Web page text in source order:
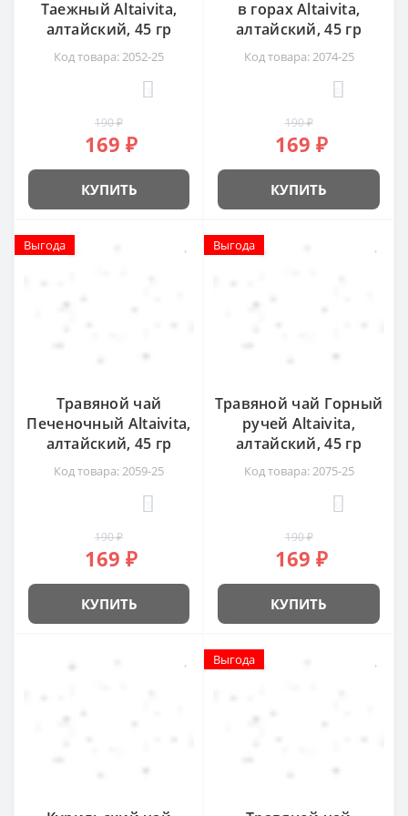
Таежный Altaivita,
алтайский, 45 гр
Код товара: 2052-25
190 ₽
169 ₽
КУПИТЬ
в горах Altaivita,
алтайский, 45 гр
Код товара: 2074-25
190 ₽
169 ₽
КУПИТЬ
Выгода
Выгода
Травяной чай
Печеночный Altaivita,
алтайский, 45 гр
Код товара: 2059-25
190 ₽
169 ₽
КУПИТЬ
Выгода
Выгода
Травяной чай Горный
ручей Altaivita,
алтайский, 45 гр
Код товара: 2075-25
190 ₽
169 ₽
КУПИТЬ
Выгода
Выгода